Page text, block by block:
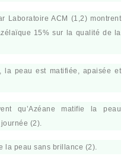
Laboratoire ACM (1,2) montrent
15% sur la qualité de la
la peau est matifiée, apaisée et
qu’Azéane matifie la peau
(2).
la peau sans brillance (2).